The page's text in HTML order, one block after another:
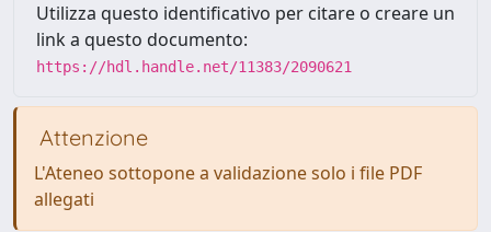
Utilizza questo identificativo per citare o creare un
link a questo documento:
https://hdl.handle.net/11383/2090621
Attenzione
L'Ateneo sottopone a validazione solo i file PDF
allegati